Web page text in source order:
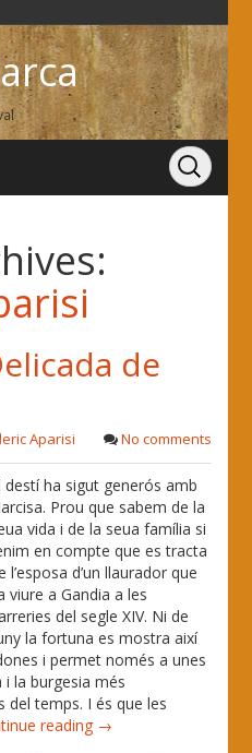
de
Aparisi No comments
destí ha sigut generós amb
Prou que sabem de la
vida i de la seua família si
en compte que es tracta
l’esposa d’un llaurador que
viure a Gandia a les
del segle XIV. Ni de
la fortuna es mostra així
i permet només a unes
i la burgesia més
del temps. I és que les
reading →